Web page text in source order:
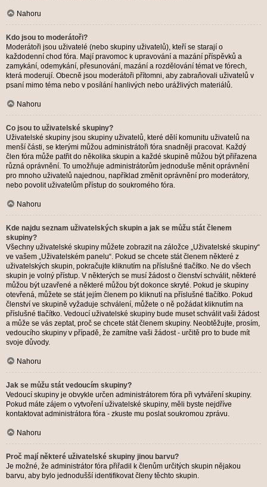
Nahoru
Kdo jsou to moderátoři?
Moderátoři jsou uživatelé (nebo skupiny uživatelů), kteří se starají o
každodenní chod fóra. Mají pravomoc k upravování a mazání příspěvků a
zamykání, odemykání, přesunování, mazání a rozdělování témat ve fórech,
která moderují. Obecně jsou moderátoři přítomni, aby zabraňovali uživatelů v
psaní mimo téma nebo v posílání hanlivých nebo urážlivých materiálů.
Nahoru
Co jsou to uživatelské skupiny?
Uživatelské skupiny jsou skupiny uživatelů, které dělí komunitu uživatelů na
menší části, se kterými můžou administrátoři fóra snadněji pracovat. Každý
člen fóra může patřit do několika skupin a každé skupině můžou být přiřazena
různá oprávnění. To umožňuje administrátorům jednoduše měnit oprávnění
pro mnoho uživatelů najednou, například změnit oprávnění pro moderátory,
nebo povolit uživatelům přístup do soukromého fóra.
Nahoru
Kde najdu seznam uživatelských skupin a jak se můžu stát členem
skupiny?
Všechny uživatelské skupiny můžete zobrazit na záložce „Uživatelské skupiny“
ve vašem „Uživatelském panelu“. Pokud se chcete stát členem některé z
uživatelských skupin, pokračujte kliknutím na příslušné tlačítko. Ne do všech
skupin je volný přístup. V některých se musí žádost o členství schválit, některé
můžou být uzavřené a některé můžou být dokonce skryté. Pokud je skupiny
otevřená, můžete se stát jejím členem po kliknutí na příslušné tlačítko. Pokud
členství ve skupině vyžaduje schválení, můžete o ně požádat kliknutím na
příslušné tlačítko. Vedoucí uživatelské skupiny bude muset schválit vaši žádost
a může se vás zeptat, proč se chcete stát členem skupiny. Neobtěžujte, prosím,
vedoucího skupiny v případě, že zamítne vaši žádost - určitě pro to bude mít
svoje důvody.
Nahoru
Jak se můžu stát vedoucím skupiny?
Vedoucí skupiny je obvykle určen administrátorem fóra při vytváření skupiny.
Pokud máte zájem o vytvoření uživatelské skupiny, měli byste nejdříve
kontaktovat administrátora fóra - zkuste mu poslat soukromou zprávu.
Nahoru
Proč mají některé uživatelské skupiny jinou barvu?
Je možné, že administrátor fóra přiřadil k členům určitých skupin nějakou
barvu, aby bylo jednodušší identifikovat členy těchto skupin.